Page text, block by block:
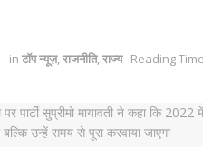
in टॉप न्यूज़,राजनीति,राज्य Reading